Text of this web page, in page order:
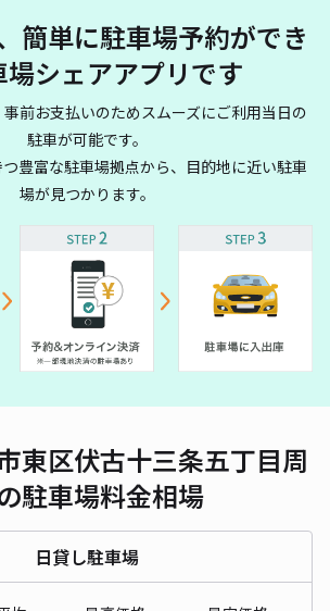
簡単に駐車場予約ができ
場シェアアプリです
前お支払いのためスムーズにご利用当日の
駐車が可能です。
豊富な駐車場拠点から、目的地に近い駐車
場が見つかります。
東区伏古十三条五丁目周
駐車場料金相場
日貸し駐車場